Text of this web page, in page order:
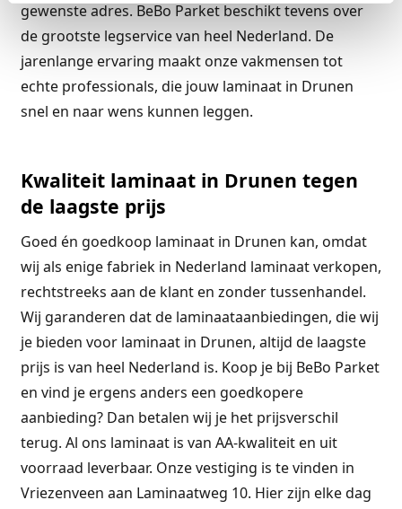
gewenste adres. BeBo Parket beschikt tevens over
de grootste legservice van heel Nederland. De
jarenlange ervaring maakt onze vakmensen tot
echte professionals, die jouw laminaat in Drunen
snel en naar wens kunnen leggen.
Kwaliteit laminaat in Drunen tegen
de laagste prijs
Goed én goedkoop laminaat in Drunen kan, omdat
wij als enige fabriek in Nederland laminaat verkopen,
rechtstreeks aan de klant en zonder tussenhandel.
Wij garanderen dat de laminaataanbiedingen, die wij
je bieden voor laminaat in Drunen, altijd de laagste
prijs is van heel Nederland is. Koop je bij BeBo Parket
en vind je ergens anders een goedkopere
aanbieding? Dan betalen wij je het prijsverschil
terug. Al ons laminaat is van AA-kwaliteit en uit
voorraad leverbaar. Onze vestiging is te vinden in
Vriezenveen aan Laminaatweg 10. Hier zijn elke dag